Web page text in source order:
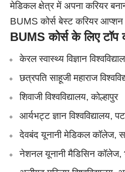
मेडिकल क्षेत्र में अपना करियर
BUMS कोर्स बेस्ट करियर आप्शन
BUMSकोर्स के लिएटॉप
केरल स्वास्थ्य विज्ञान
छत्रपति साहूजी महाराज
शिवाजी विश्वविद्यालय, कोल्हापुर
आर्यभट्ट ज्ञान विश्वविद्यालय,
देवबंद यूनानी मेडिकल कॉलेज,
नेशनल यूनानी मैडिसिन कॉलेज,